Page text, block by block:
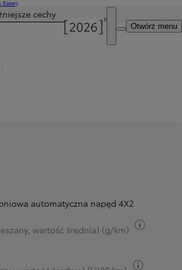
Enter)
Otwórz menu
cechy
automatyczna napęd 4X2
wartość średnia) (g/km)